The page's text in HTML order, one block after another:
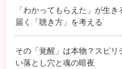
「わかってもらえた」が生
届く「聴き方」を考える
その「覚醒」は本物？スピ
い落とし穴と魂の暗夜